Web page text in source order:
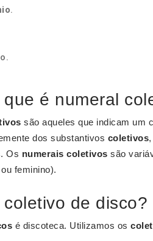
.
é numeral
são aqueles que indicam um
dos substantivos coletivos
Os numerais coletivos são
feminino).
de disco?
é discoteca. Utilizamos os